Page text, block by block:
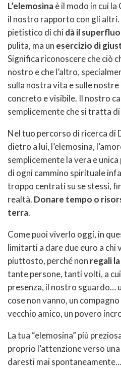
L’elemosinaè il modo in cui
il nostro rapporto con gli
pietistico di chidà il superfluo
pulita, ma un esercizio di
Significa riconoscere che ciò
nostro e che l’altro,
sulla nostra vita e sulle nostre
concreto e visibile. Il nostro
semplicemente che si tratta di
Nel tuo percorso di ricerca di
dietro a lui, l’elemosina,
semplicemente la vera e unica
di ogni cammino spirituale
troppo centrati su se stessi,
realtà. Donare tempo o
terra.
Come puoi viverlo oggi, in
limitarti a dare due euro a chi
piuttosto, perché non regali
tante persone, tanti volti, a
presenza, il nostro sguardo…
cose non vanno, un
vecchio amico, un povero
La tua “elemosina” più
proprio l’attenzione verso
daresti mai